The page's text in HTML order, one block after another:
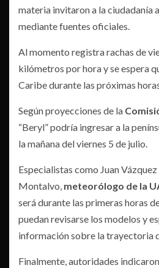
materia invitaron a la ciudadanía
mediante fuentes oficiales.
Al momento registra rachas de
kilómetros por hora y se espera
Caribe durante las próximas
Según proyecciones de la
“Beryl” podría ingresar a la
la mañana del viernes 5 de julio.
Especialistas como Juan Vázquez
Montalvo, meteorólogo de la
será durante las primeras horas
puedan revisarse los modelos y
información sobre la trayectoria
Finalmente, autoridades